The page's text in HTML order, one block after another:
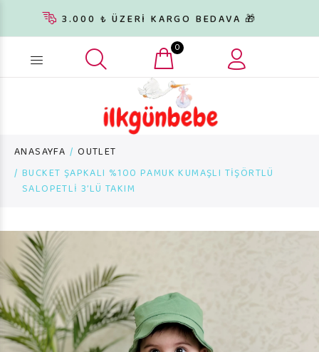
3.000 ₺ ÜZERİ KARGO BEDAVA 🎁
Ürün arama... 0
ANASAYFA
OUTLET
BUCKET ŞAPKALI %100 PAMUK KUMAŞLI TİŞÖRTLÜ
SALOPETLİ 3’LÜ TAKIM